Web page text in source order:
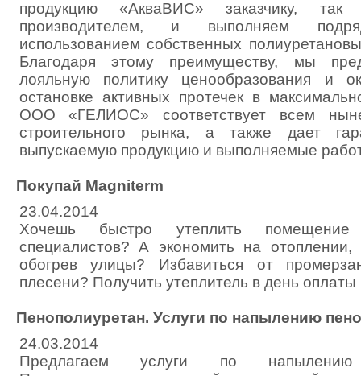
продукцию «АкваВИС» заказчику,
производителем, и выполняем
использованием собственных
Благодаря этому преимуществу, мы
лояльную политику ценообразования и
остановке активных протечек в
ООО «ГЕЛИОС» соответствует всем
строительного рынка, а также дает
выпускаемую продукцию и выполняемые
Покупай Magniterm
23.04.2014
Хочешь быстро утеплить помещение
специалистов? А экономить на
обогрев улицы? Избавиться от
плесени? Получить утеплитель в день
Пенополиуретан. Услуги по напылению
24.03.2014
Предлагаем услуги по напылению